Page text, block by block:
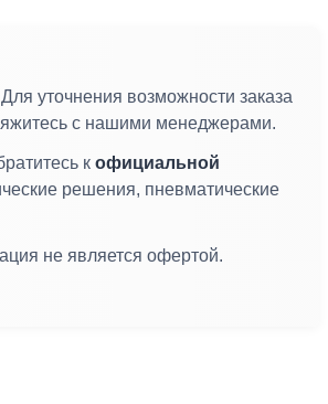
уточнения возможности заказа
с нашими менеджерами.
к официальной
решения, пневматические
не является офертой.